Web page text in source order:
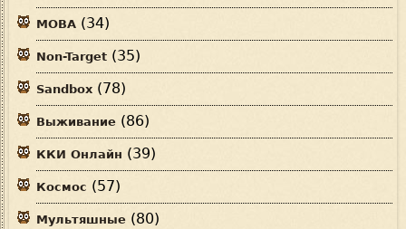
MOBA (34)
Non-Target (35)
Sandbox (78)
Выживание (86)
ККИ Онлайн (39)
Космос (57)
Мультяшные (80)